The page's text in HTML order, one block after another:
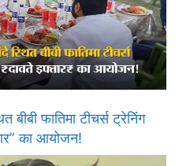
फातिमा टीचर्स ट्रेनिंग
का आयोजन!